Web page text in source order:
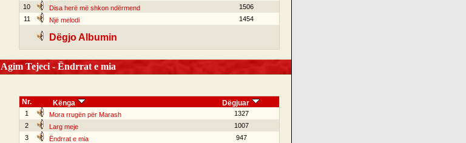
10
Disa herë më shkon ndërmend
1506
11
Një melodi 1454
Dëgjo Albumin
Agim Tejeci - Ëndrrat e mia
Nr. Kënga Dëgjuar
1 Mora rrugën për Marash
1327
2
Larg meje
1007
3
Ëndrrat e mia
947